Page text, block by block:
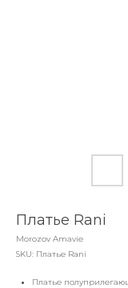
Платье Rani
Morozov Amavie
SKU: Платье Rani
Платье